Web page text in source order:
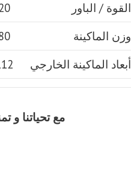
القوة / الباور
وزن الماكينة
أبعاد الماكينة الخارجي
112 × 117 × 210 سم و يمكن فك
مع تحياتنا و